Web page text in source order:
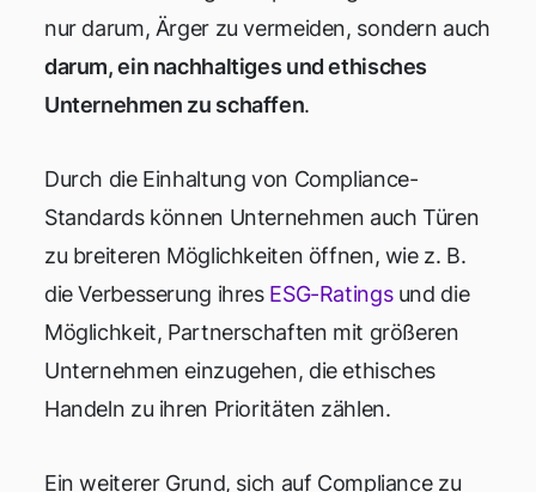
nur darum, Ärger zu vermeiden, sondern auch
darum, ein nachhaltiges und ethisches
Unternehmen zu schaffen.
Durch die Einhaltung von Compliance-
Standards können Unternehmen auch Türen
zu breiteren Möglichkeiten öffnen, wie z. B.
die Verbesserung ihres ESG-Ratingsund die
Möglichkeit, Partnerschaften mit größeren
Unternehmen einzugehen, die ethisches
Handeln zu ihren Prioritäten zählen.
Ein weiterer Grund, sich auf Compliance zu